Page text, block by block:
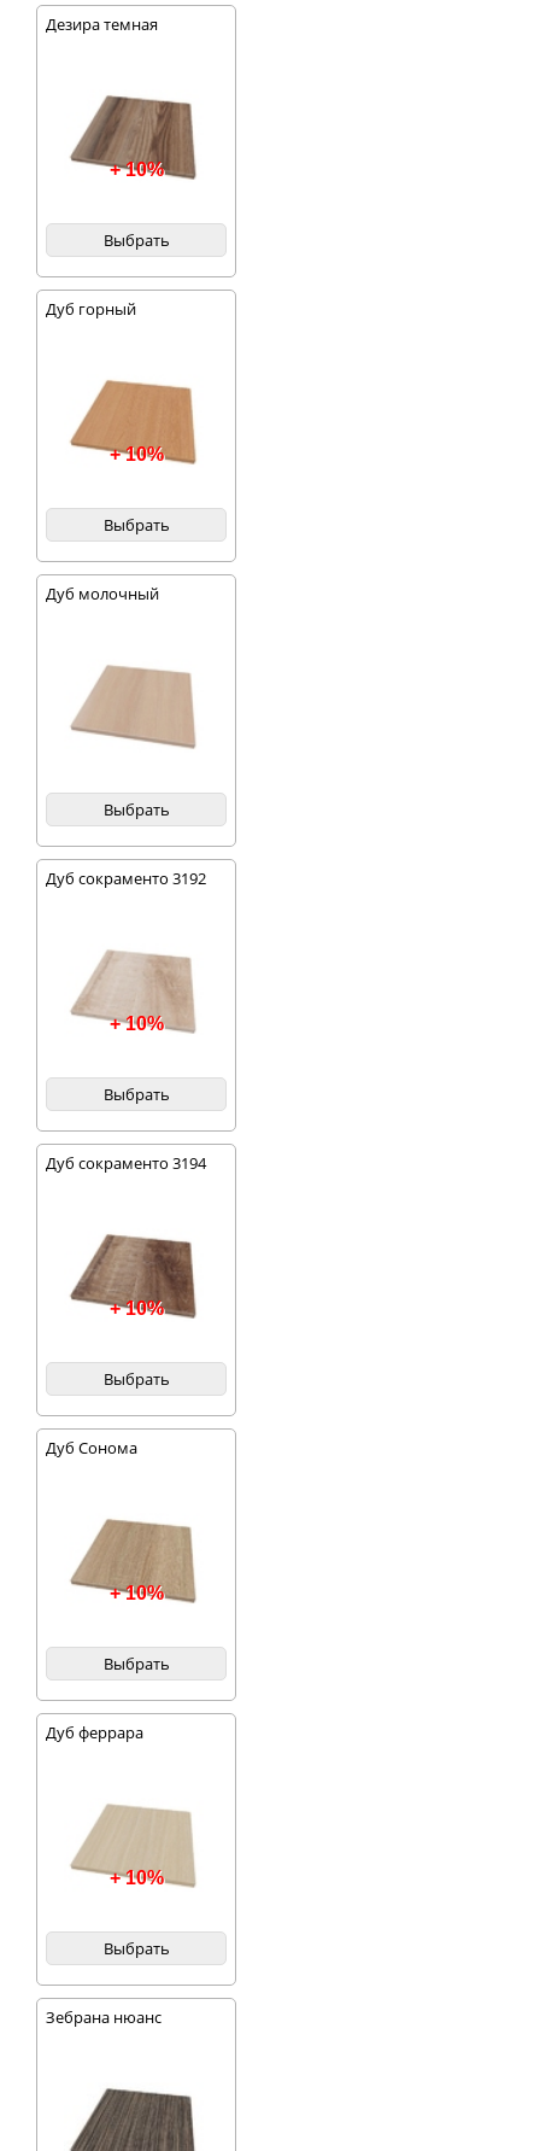
Дезира темная
+ 10%
Выбрать
Дуб горный
+ 10%
Выбрать
Дуб молочный
Выбрать
Дуб сокраменто 3192
+ 10%
Выбрать
Дуб сокраменто 3194
+ 10%
Выбрать
Дуб Сонома
+ 10%
Выбрать
Дуб феррара
+ 10%
Выбрать
Зебрана нюанс